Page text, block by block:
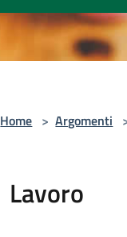
Home > Argomenti
Lavoro